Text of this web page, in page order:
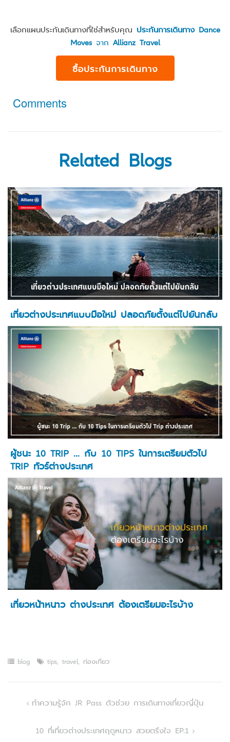
เลือกแผนประกันเดินทางที่ใช่สำหรับคุณ ประกันการเดินทาง Dance
Movesจาก Allianz Travel
ซื้อประกันการเดินทาง
Comments
Related Blogs
เที่ยวต่างประเทศแบบมือใหม่ ปลอดภัยตั้งแต่ไปยันกลับ
ผู้ชนะ 10 TRIP … กับ 10 TIPS ในการเตรียมตัวไป
TRIP ทัวร์ต่างประเทศ
เที่ยวหน้าหนาว ต่างประเทศ ต้องเตรียมอะไรบ้าง
blog tips, travel ท่องเที่ยว
Post
navigation
ทำความรู้จัก JR Pass ตัวช่วย การเดินทางเที่ยวญี่ปุ่น
10 ที่เที่ยวต่างประเทศฤดูหนาว สวยตรึงใจ EP.1